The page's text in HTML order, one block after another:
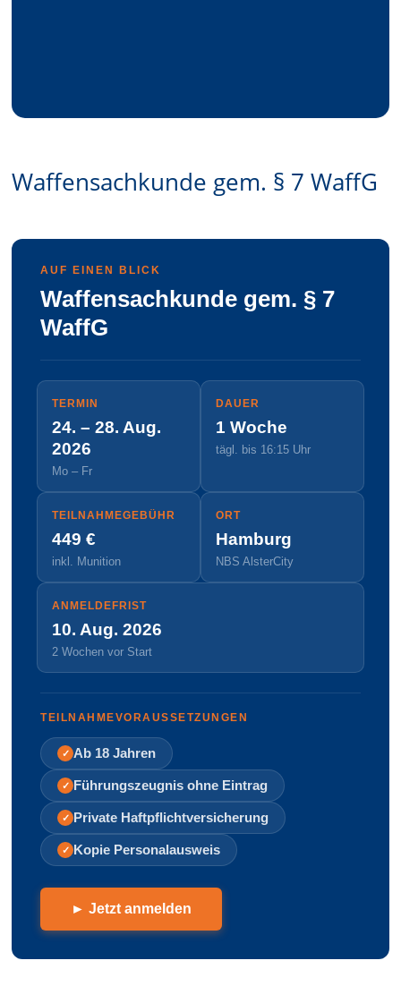
Waffensachkunde gem. § 7 WaffG
AUF EINEN BLICK
Waffen­sachkunde gem. § 7
WaffG
TERMIN
24. – 28. Aug.
2026
Mo – Fr
DAUER
1 Woche
tägl. bis 16:15 Uhr
TEILNAHME­GEBÜHR
449 €
inkl. Munition
ORT
Hamburg
NBS Alster­City
ANMELDE­FRIST
10. Aug. 2026
2 Wochen vor Start
TEILNAHME­VORAUSSETZUNGEN
✓ Ab 18 Jahren
✓ Führungszeugnis ohne Eintrag
✓ Private Haft­pflicht­versicherung
✓ Kopie Personal­ausweis
► Jetzt anmelden